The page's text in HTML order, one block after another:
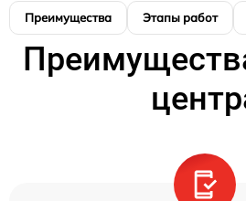
Преимущества Этапы работ